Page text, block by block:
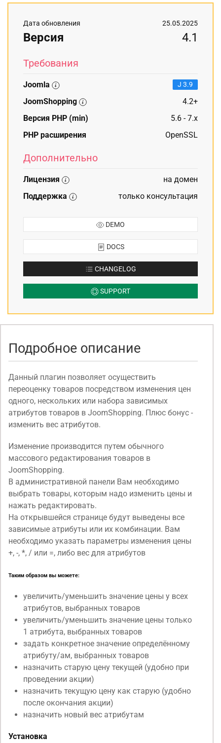
Дата обновления 25.05.2025
Версия 4.1
Требования
Joomla J 3.9
JoomShopping
4.2+
Версия PHP (min)
5.6 - 7.x
PHP расширения
OpenSSL
Дополнительно
Лицензия
на домен
Поддержка
только консультация
DEMO
DOCS
CHANGELOG
SUPPORT
Подробное описание
Данный плагин позволяет осуществить
переоценку товаров посредством изменения цен
одного, нескольких или набора зависимых
атрибутов товаров в JoomShopping. Плюс бонус -
изменить вес атрибутов.
Изменение производится путем обычного
массового редактирования товаров в
JoomShopping.
В административной панели Вам необходимо
выбрать товары, которым надо изменить цены и
нажать редактировать.
На открывшейся странице будут выведены все
зависимые атрибуты или их комбинации. Вам
необходимо указать параметры изменения цены
+, -, *, / или =, либо вес для атрибутов
Таким образом вы можете:
увеличить/уменьшить значение цены у всех
атрибутов, выбранных товаров
увеличить/уменьшить значение цены только
1 атрибута, выбранных товаров
задать конкретное значение определённому
атрибуту/ам, выбранных товаров
назначить старую цену текущей (удобно при
проведении акции)
назначить текущую цену как старую (удобно
после окончания акции)
назначить новый вес атрибутам
Установка